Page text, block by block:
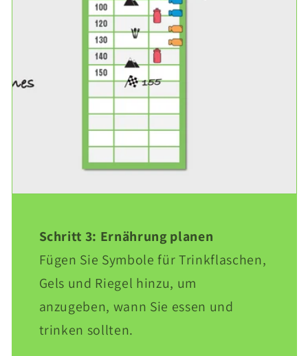
Schritt 3: Ernährung planen
Fügen Sie Symbole für Trinkflaschen,
Gels und Riegel hinzu, um
anzugeben, wann Sie essen und
trinken sollten.